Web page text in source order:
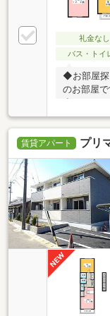
礼金なし
バス・トイ
◆お部屋探
のお部屋
小さ
賃貸アパート プリ